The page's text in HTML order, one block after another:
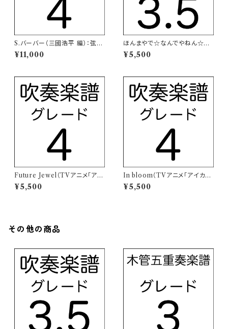
S.バーバー（三國浩平 編）：弦楽
のためのアダージョ【吹奏楽譜】
¥11,000
ほんまやで☆なんでやねん☆し
らんけど（モナキ）【吹奏楽譜】
¥5,500
Future Jewel（TVアニメ「アイ
カツオンパレード！」挿入歌）【吹
奏楽譜】
¥5,500
In bloom（TVアニメ「アイカツ
オンパレード！」挿入歌）【吹奏楽
譜】
¥5,500
その他の商品